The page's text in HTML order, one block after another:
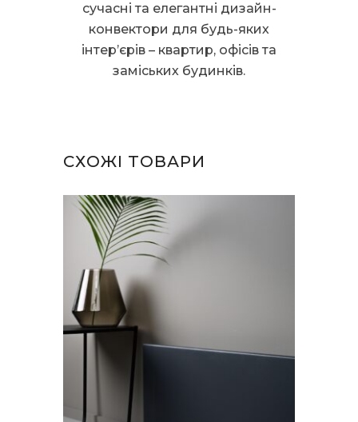
сучасні та елегантні дизайн-
конвектори для будь-яких
інтер’єрів – квартир, офісів та
заміських будинків.
СХОЖІ ТОВАРИ